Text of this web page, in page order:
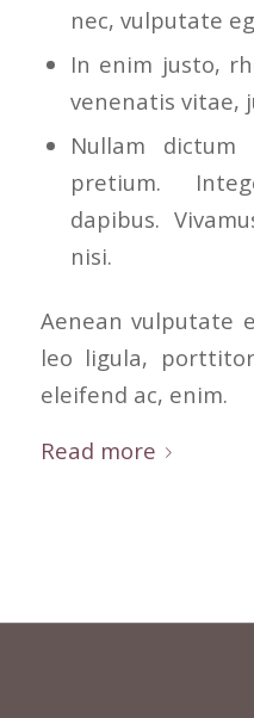
nec, vulputate
In enim justo,
venenatis vitae,
Nullam
pretium.
dapibus.
nisi.
Aenean vulputate
leo ligula,
eleifend ac, enim.
Read more